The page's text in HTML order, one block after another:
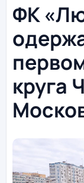
ФК
круга